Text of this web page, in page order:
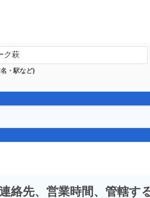
・駅など)
絡先、営業時間、管轄す